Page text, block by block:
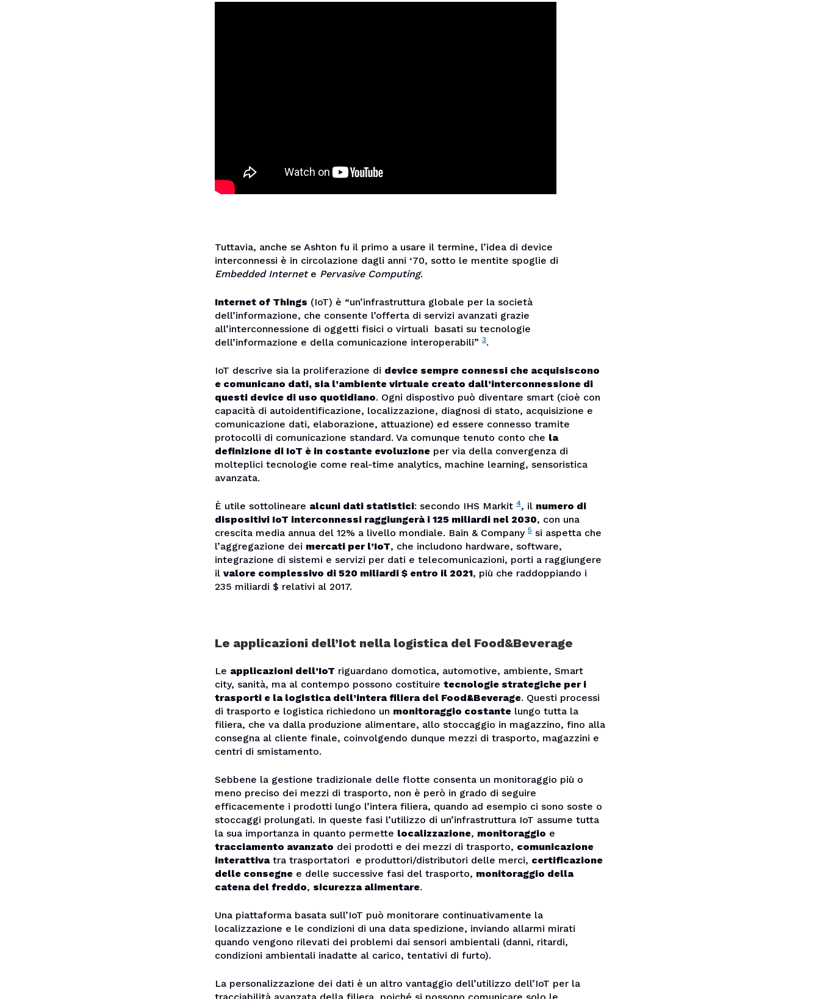
Tuttavia, anche se Ashton fu il primo a usare il termine, l’idea di device
interconnessi è in circolazione dagli anni ‘70, sotto le mentite spoglie di
Embedded Internete Pervasive Computing.
Internet of Things (IoT) è “un’infrastruttura globale per la società
dell’informazione, che consente l’offerta di servizi avanzati grazie
all’interconnessione di oggetti fisici o virtuali basati su tecnologie
dell’informazione e della comunicazione interoperabili” 3.
IoT descrive sia la proliferazione di device sempre connessi che acquisiscono
e comunicano dati, sia l’ambiente virtuale creato dall’interconnessione di
questi device di uso quotidiano. Ogni dispostivo può diventare smart (cioè con
capacità di autoidentificazione, localizzazione, diagnosi di stato, acquisizione e
comunicazione dati, elaborazione, attuazione) ed essere connesso tramite
protocolli di comunicazione standard. Va comunque tenuto conto che la
definizione di IoT è in costante evoluzione per via della convergenza di
molteplici tecnologie come real-time analytics, machine learning, sensoristica
avanzata.
È utile sottolineare alcuni dati statistici: secondo IHS Markit 4, il numero di
dispositivi IoT interconnessi raggiungerà i 125 miliardi nel 2030, con una
crescita media annua del 12% a livello mondiale. Bain & Company 5 si aspetta che
l’aggregazione dei mercati per l’IoT, che includono hardware, software,
integrazione di sistemi e servizi per dati e telecomunicazioni, porti a raggiungere
il valore complessivo di 520 miliardi $ entro il 2021, più che raddoppiando i
235 miliardi $ relativi al 2017.
Le applicazioni dell’Iot nella logistica del Food&Beverage
Le applicazioni dell’IoT riguardano domotica, automotive, ambiente, Smart
city, sanità, ma al contempo possono costituire tecnologie strategiche per i
trasporti e la logistica dell’intera filiera del Food&Beverage. Questi processi
di trasporto e logistica richiedono un monitoraggio costante lungo tutta la
filiera, che va dalla produzione alimentare, allo stoccaggio in magazzino, fino alla
consegna al cliente finale, coinvolgendo dunque mezzi di trasporto, magazzini e
centri di smistamento.
Sebbene la gestione tradizionale delle flotte consenta un monitoraggio più o
meno preciso dei mezzi di trasporto, non è però in grado di seguire
efficacemente i prodotti lungo l’intera filiera, quando ad esempio ci sono soste o
stoccaggi prolungati. In queste fasi l’utilizzo di un’infrastruttura IoT assume tutta
la sua importanza in quanto permette localizzazione, monitoraggio e
tracciamento avanzato dei prodotti e dei mezzi di trasporto, comunicazione
interattivatra trasportatori e produttori/distributori delle merci, certificazione
delle consegne e delle successive fasi del trasporto, monitoraggio della
catena del freddo, sicurezza alimentare.
Una piattaforma basata sull’IoT può monitorare continuativamente la
localizzazione e le condizioni di una data spedizione, inviando allarmi mirati
quando vengono rilevati dei problemi dai sensori ambientali (danni, ritardi,
condizioni ambientali inadatte al carico, tentativi di furto).
La personalizzazione dei dati è un altro vantaggio dell’utilizzo dell’IoT per la